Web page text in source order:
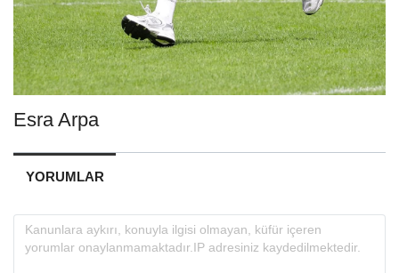
Esra Arpa
YORUMLAR